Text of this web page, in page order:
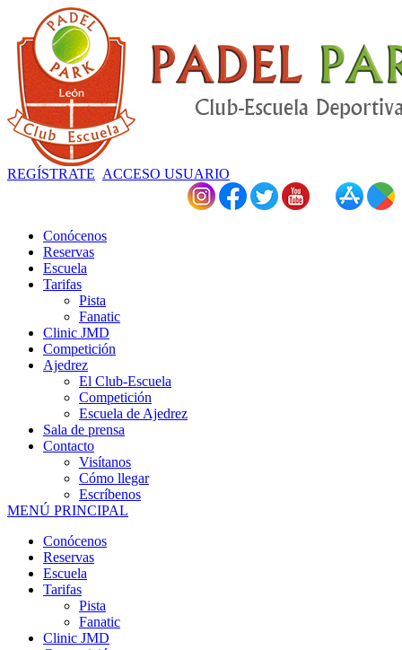
REGÍSTRATE ACCESO USUARIO
Conócenos
Reservas
Escuela
Tarifas
Pista
Fanatic
Clinic JMD
Competición
Ajedrez
El Club-Escuela
Competición
Escuela de Ajedrez
Sala de prensa
Contacto
Visítanos
Cómo llegar
Escríbenos
MENÚ PRINCIPAL
Conócenos
Reservas
Escuela
Tarifas
Pista
Fanatic
Clinic JMD